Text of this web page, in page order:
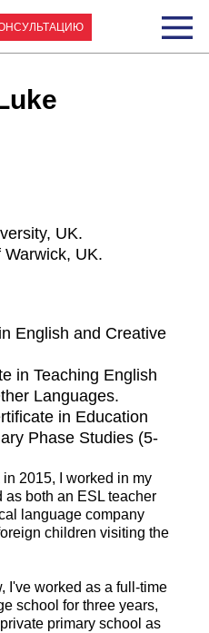
UK.
UK.
English and Creative
in Teaching English
Languages.
in Education
Phase Studies (5-
2015, I worked in my
as both an ESL teacher
language company
children visiting the
I've worked as a full-time
school for three years,
primary school as